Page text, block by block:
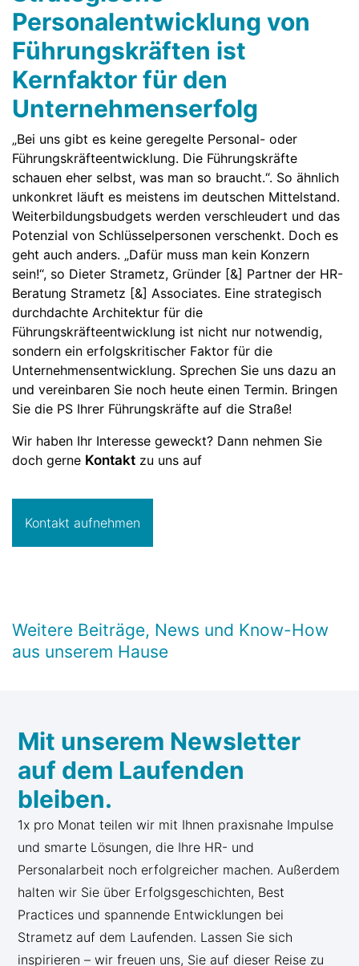
Personalentwicklung von
Führungskräften ist
Kernfaktor für den
Unternehmenserfolg
„Bei uns gibt es keine geregelte Personal- oder
Führungskräfteentwicklung. Die Führungskräfte
schauen eher selbst, was man so braucht.“. So ähnlich
unkonkret läuft es meistens im deutschen Mittelstand.
Weiterbildungsbudgets werden verschleudert und das
Potenzial von Schlüsselpersonen verschenkt. Doch es
geht auch anders. „Dafür muss man kein Konzern
sein!“, so Dieter Strametz, Gründer [&] Partner der HR-
Beratung Strametz [&] Associates. Eine strategisch
durchdachte Architektur für die
Führungskräfteentwicklung ist nicht nur notwendig,
sondern ein erfolgskritischer Faktor für die
Unternehmensentwicklung. Sprechen Sie uns dazu an
und vereinbaren Sie noch heute einen Termin. Bringen
Sie die PS Ihrer Führungskräfte auf die Straße!
Wir haben Ihr Interesse geweckt? Dann nehmen Sie
doch gerne Kontakt zu uns auf
Kontakt aufnehmen
Weitere Beiträge, News und Know-How
aus unserem Hause
Mit unserem Newsletter
auf dem Laufenden
bleiben.
1x pro Monat teilen wir mit Ihnen praxisnahe Impulse
und smarte Lösungen, die Ihre HR- und
Personalarbeit noch erfolgreicher machen. Außerdem
halten wir Sie über Erfolgsgeschichten, Best
Practices und spannende Entwicklungen bei
Strametz auf dem Laufenden. Lassen Sie sich
inspirieren – wir freuen uns, Sie auf dieser Reise zu